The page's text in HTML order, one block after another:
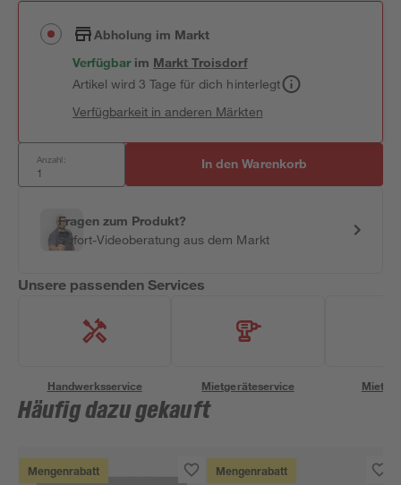
Abholung im Markt
Verfügbar im MarktTroisdorf
Artikel wird 3 Tage für dich hinterlegt
Verfügbarkeit in anderen Märkten
Anzahl: In den Warenkorb
Fragen zum Produkt?
Sofort-Videoberatung aus dem Markt
Unsere passenden Services
Handwerksservice Mietgeräteservice
Häufig dazu gekauft
Mengenrabatt Mengenrabatt